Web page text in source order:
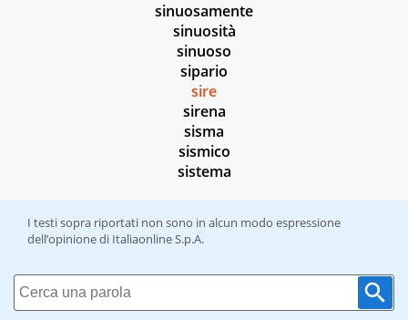
sinuosamente
sinuosità
sinuoso
sipario
sire
sirena
sisma
sismico
sistema
I testi sopra riportati non sono in alcun modo espressione
dell’opinione di Italiaonline S.p.A.